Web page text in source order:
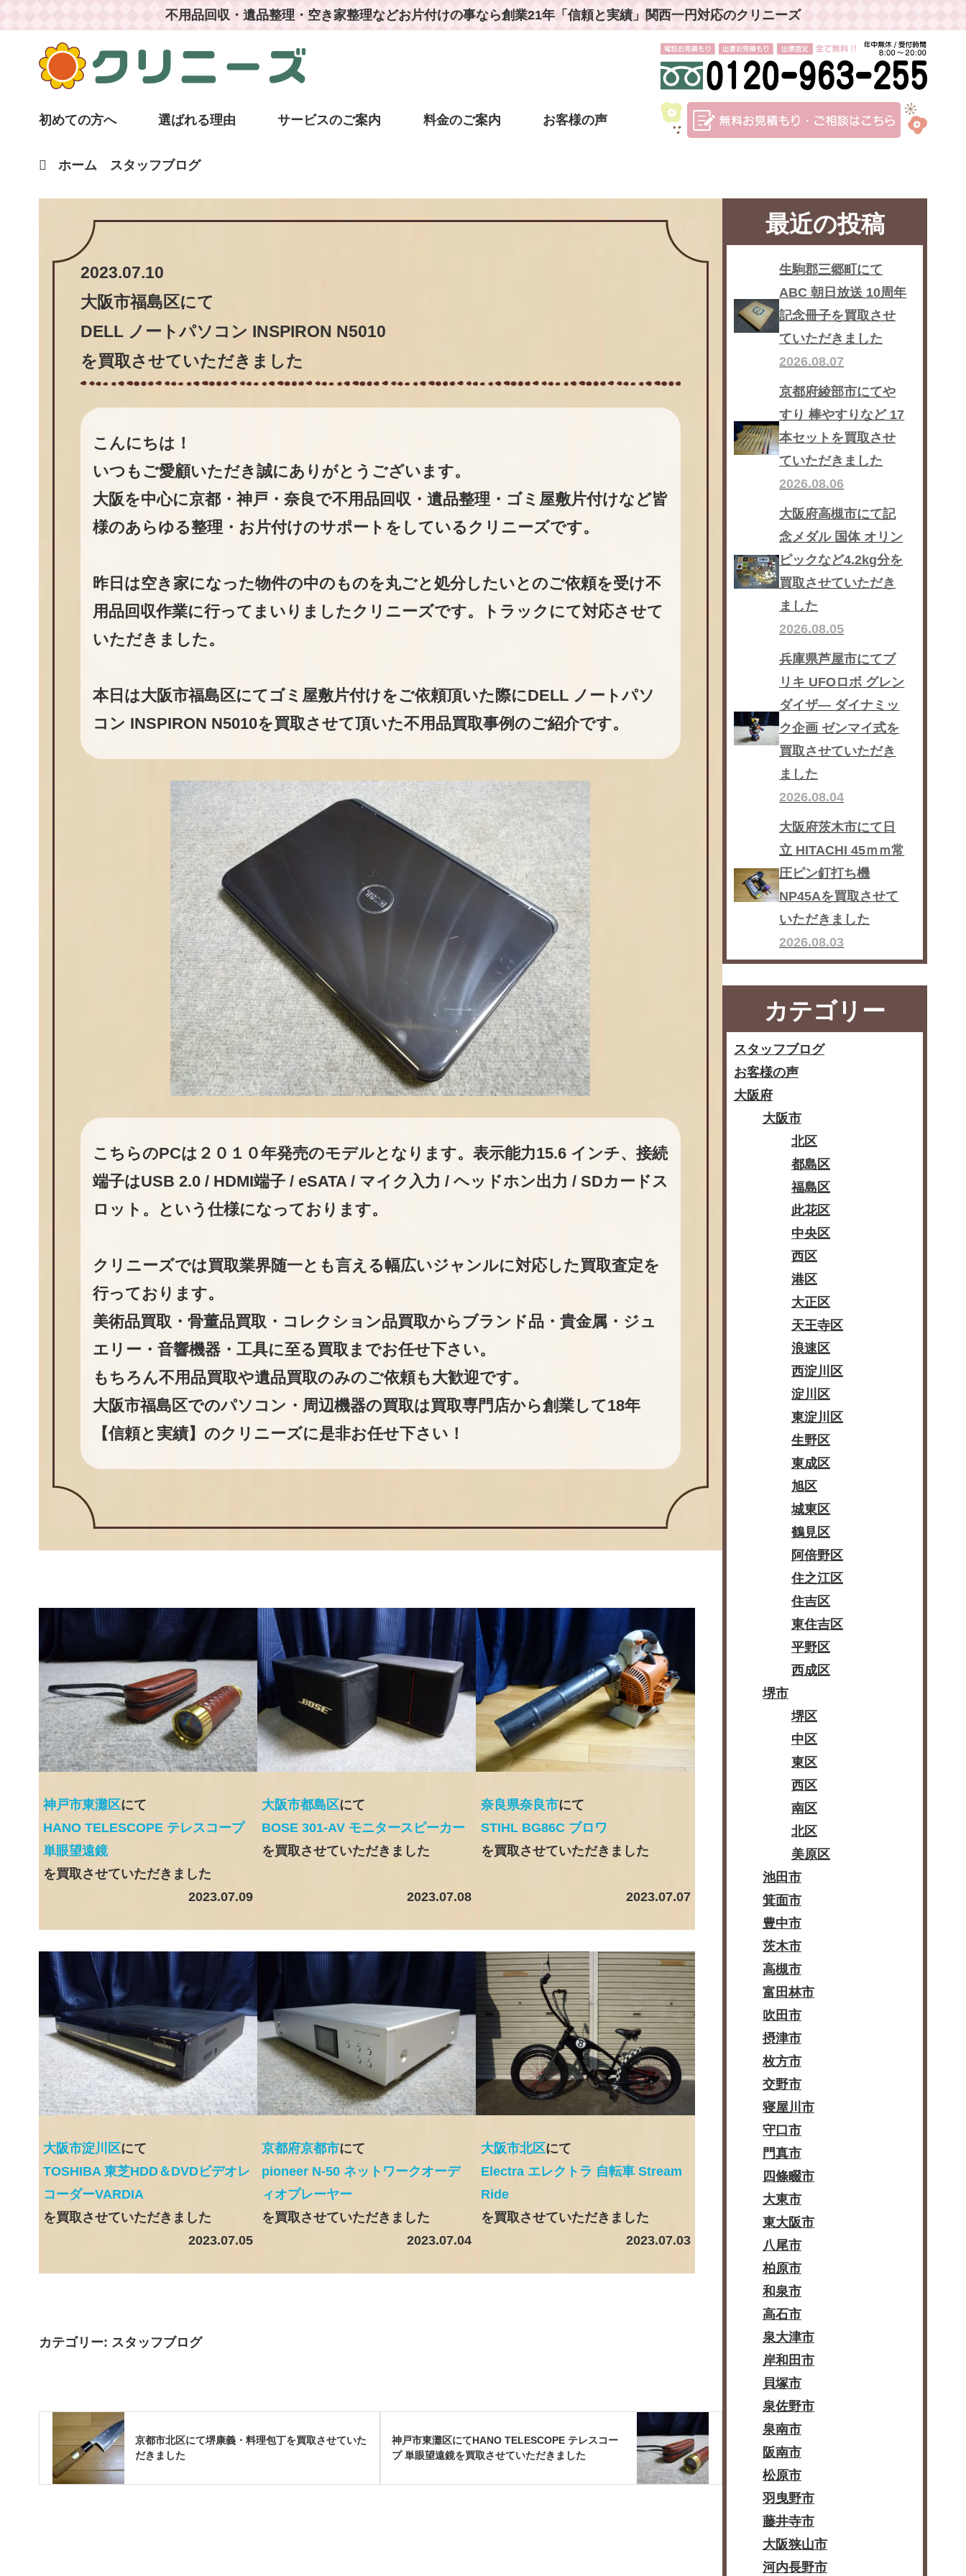
不用品回収・遺品整理・空き家整理などお片付けの事なら創業21年「信頼と実績」関西一円対応のクリニーズ
初めての方へ 選ばれる理由 サービスのご案内 料金のご案内 お客様の声
ホーム スタッフブログ
2023.07.10
大阪市福島区にて
DELL ノートパソコン INSPIRON N5010
を買取させていただきました
こんにちは！
いつもご愛顧いただき誠にありがとうございます。
大阪を中心に京都・神戸・奈良で不用品回収・遺品整理・ゴミ屋敷片付けなど皆
様のあらゆる整理・お片付けのサポートをしているクリニーズです。
昨日は空き家になった物件の中のものを丸ごと処分したいとのご依頼を受け不
用品回収作業に行ってまいりましたクリニーズです。トラックにて対応させて
いただきました。
本日は大阪市福島区にてゴミ屋敷片付けをご依頼頂いた際にDELL ノートパソ
コン INSPIRON N5010を買取させて頂いた不用品買取事例のご紹介です。
こちらのPCは２０１０年発売のモデルとなります。表示能力15.6 インチ、接続
端子はUSB 2.0 / HDMI端子 / eSATA / マイク入力 / ヘッドホン出力 / SDカードス
ロット。という仕様になっております。
クリニーズでは買取業界随一とも言える幅広いジャンルに対応した買取査定を
行っております。
美術品買取・骨董品買取・コレクション品買取からブランド品・貴金属・ジュ
エリー・音響機器・工具に至る買取までお任せ下さい。
もちろん不用品買取や遺品買取のみのご依頼も大歓迎です。
大阪市福島区でのパソコン・周辺機器の買取は買取専門店から創業して18年
【信頼と実績】のクリニーズに是非お任せ下さい！
神戸市東灘区にて
HANO TELESCOPE テレスコープ
単眼望遠鏡
を買取させていただきました
2023.07.09
大阪市都島区にて
BOSE 301-AV モニタースピーカー
を買取させていただきました
2023.07.08
奈良県奈良市にて
STIHL BG86C ブロワ
を買取させていただきました
2023.07.07
大阪市淀川区にて
TOSHIBA 東芝HDD＆DVDビデオレ
コーダーVARDIA
を買取させていただきました
2023.07.05
京都府京都市にて
pioneer N-50 ネットワークオーデ
ィオプレーヤー
を買取させていただきました
2023.07.04
大阪市北区にて
Electra エレクトラ 自転車 Stream
Ride
を買取させていただきました
2023.07.03
カテゴリー: スタッフブログ
京都市北区にて堺康義・料理包丁を買取させていた
だきました
神戸市東灘区にてHANO TELESCOPE テレスコー
プ 単眼望遠鏡を買取させていただきました
最近の投稿
生駒郡三郷町にて
ABC 朝日放送 10周年
記念冊子を買取させ
ていただきました
2026.08.07
京都府綾部市にてや
すり 棒やすりなど 17
本セットを買取させ
ていただきました
2026.08.06
大阪府高槻市にて記
念メダル 国体 オリン
ピックなど4.2kg分を
買取させていただき
ました
2026.08.05
兵庫県芦屋市にてブ
リキ UFOロボ グレン
ダイザ― ダイナミッ
ク企画 ゼンマイ式を
買取させていただき
ました
2026.08.04
大阪府茨木市にて日
立 HITACHI 45ｍｍ常
圧ピン釘打ち機
NP45Aを買取させて
いただきました
2026.08.03
カテゴリー
スタッフブログ
お客様の声
大阪府
大阪市
北区
都島区
福島区
此花区
中央区
西区
港区
大正区
天王寺区
浪速区
西淀川区
淀川区
東淀川区
生野区
東成区
旭区
城東区
鶴見区
阿倍野区
住之江区
住吉区
東住吉区
平野区
西成区
堺市
堺区
中区
東区
西区
南区
北区
美原区
池田市
箕面市
豊中市
茨木市
高槻市
富田林市
吹田市
摂津市
枚方市
交野市
寝屋川市
守口市
門真市
四條畷市
大東市
東大阪市
八尾市
柏原市
和泉市
高石市
泉大津市
岸和田市
貝塚市
泉佐野市
泉南市
阪南市
松原市
羽曳野市
藤井寺市
大阪狭山市
河内長野市